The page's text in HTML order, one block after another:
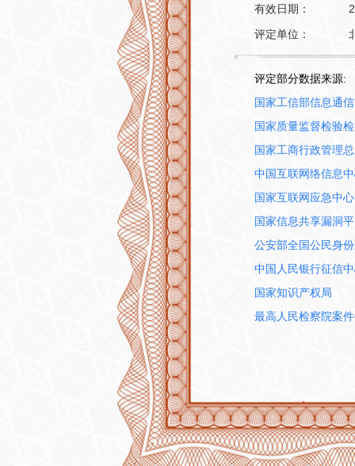
有效日期：
评定单位：
评定部分数据来源:
国家工信部信息通
国家质量监督检验
国家工商行政管理
中国互联网络信息
国家互联网应急中心
国家信息共享漏洞
公安部全国公民身
中国人民银行征信
国家知识产权局
最高人民检察院案